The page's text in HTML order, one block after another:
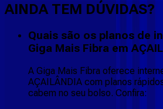
AINDA TEM DÚVIDAS?
Quais são os planos de
Giga Mais Fibra em
A Giga Mais Fibra oferece
AÇAILÂNDIA com planos
cabem no seu bolso. Confira: